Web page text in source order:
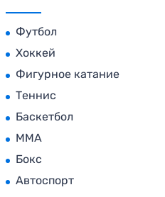
Футбол
Хоккей
Фигурное катание
Теннис
Баскетбол
MMA
Бокс
Автоспорт